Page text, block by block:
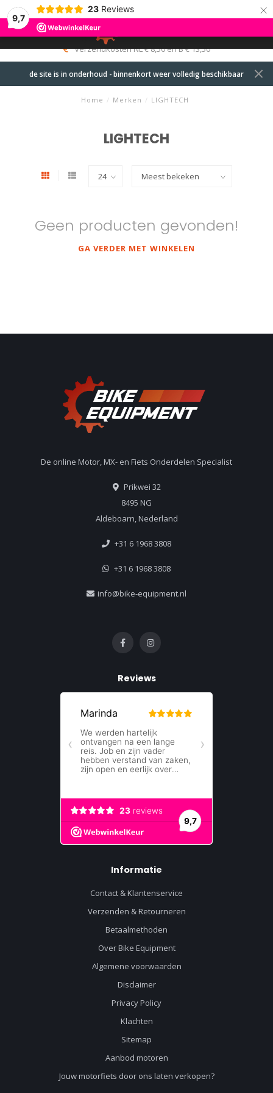
9,7
23 Reviews ×
MENU
0
verzendkosten NL € 8,50 en B € 13,50
de site is in onderhoud - binnenkort weer volledig beschikbaar
Home / Merken / LIGHTECH
LIGHTECH
Geen producten gevonden!
GA VERDER MET WINKELEN
De online Motor, MX- en Fiets Onderdelen Specialist
Prikwei 32
8495 NG
Aldeboarn, Nederland
+31 6 1968 3808
+31 6 1968 3808
info@bike-equipment.nl
Reviews
Informatie
Contact & Klantenservice
Verzenden & Retourneren
Betaalmethoden
Over Bike Equipment
Algemene voorwaarden
Disclaimer
Privacy Policy
Klachten
Sitemap
Aanbod motoren
Jouw motorfiets door ons laten verkopen?